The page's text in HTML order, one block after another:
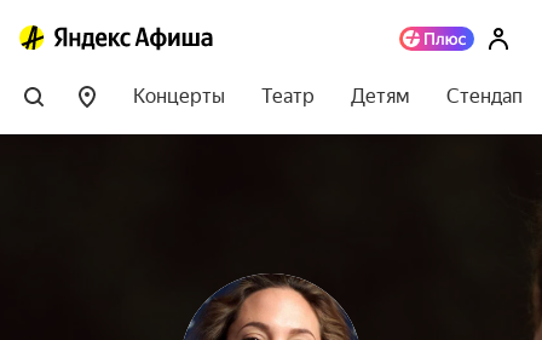
Концерты Театр Детям Стендап